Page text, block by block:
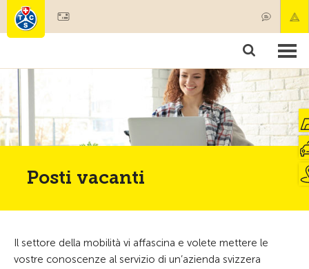
Societariato & prestazioni
Posti vacanti
Il settore della mobilità vi affascina e volete mettere le
vostre conoscenze al servizio di un’azienda svizzera